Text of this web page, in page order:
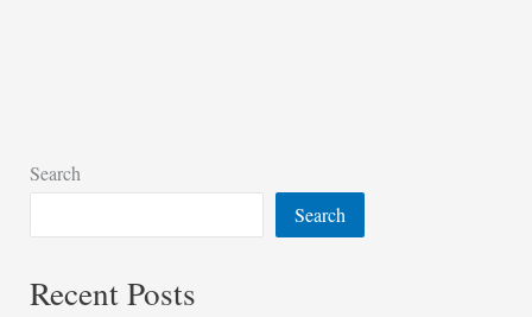
Search
Search
Recent Posts